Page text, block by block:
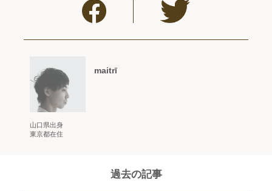
maitrī
山口県出身
東京都在住
過去の記事